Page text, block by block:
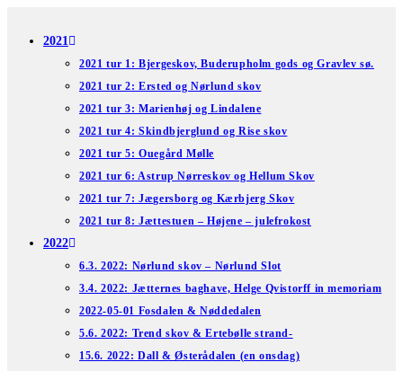
2021
2021 tur 1: Bjergeskov, Buderupholm gods og Gravlev sø.
2021 tur 2: Ersted og Nørlund skov
2021 tur 3: Marienhøj og Lindalene
2021 tur 4: Skindbjerglund og Rise skov
2021 tur 5: Ouegård Mølle
2021 tur 6: Astrup Nørreskov og Hellum Skov
2021 tur 7: Jægersborg og Kærbjerg Skov
2021 tur 8: Jættestuen – Højene – julefrokost
2022
6.3. 2022: Nørlund skov – Nørlund Slot
3.4. 2022: Jætternes baghave, Helge Qvistorff in memoriam
2022-05-01 Fosdalen & Nøddedalen
5.6. 2022: Trend skov & Ertebølle strand-
15.6. 2022: Dall & Østerådalen (en onsdag)